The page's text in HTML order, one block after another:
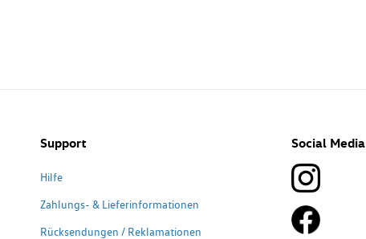
Support
Hilfe
Zahlungs- & Lieferinformationen
Rücksendungen / Reklamationen
Social Media